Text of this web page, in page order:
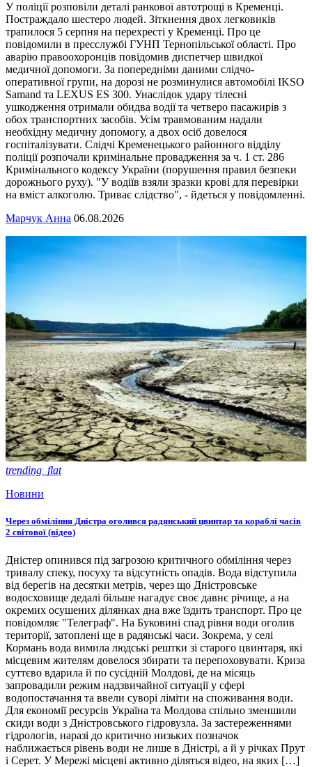
У поліції розповіли деталі ранкової автотрощі в Кременці.
Постраждало шестеро людей. Зіткнення двох легковиків
трапилося 5 серпня на перехресті у Кременці. Про це
повідомили в пресслужбі ГУНП Тернопільської області. Про
аварію правоохоронців повідомив диспетчер швидкої
медичної допомоги. За попередніми даними слідчо-
оперативної групи, на дорозі не розминулися автомобілі IKSO
Samand та LEXUS ES 300. Унаслідок удару тілесні
ушкодження отримали обидва водії та четверо пасажирів з
обох транспортних засобів. Усім травмованим надали
необхідну медичну допомогу, а двох осіб довелося
госпіталізувати. Слідчі Кременецького районного відділу
поліції розпочали кримінальне провадження за ч. 1 ст. 286
Кримінального кодексу України (порушення правил безпеки
дорожнього руху). "У водіїв взяли зразки крові для перевірки
на вміст алкоголю. Триває слідство", - йдеться у повідомленні.
Марчук Анна 06.08.2026
trending_flat
Новини
Через обміління Дністра оголився радянський цвинтар та кораблі часів
2 світової (відео)
Дністер опинився під загрозою критичного обміління через
тривалу спеку, посуху та відсутність опадів. Вода відступила
від берегів на десятки метрів, через що Дністровське
водосховище дедалі більше нагадує своє давнє річище, а на
окремих осушених ділянках дна вже їздить транспорт. Про це
повідомляє "Телеграф". На Буковині спад рівня води оголив
території, затоплені ще в радянські часи. Зокрема, у селі
Кормань вода вимила людські рештки зі старого цвинтаря, які
місцевим жителям довелося збирати та перепоховувати. Криза
суттєво вдарила й по сусідній Молдові, де на місяць
запровадили режим надзвичайної ситуації у сфері
водопостачання та ввели суворі ліміти на споживання води.
Для економії ресурсів Україна та Молдова спільно зменшили
скиди води з Дністровського гідровузла. За застереженнями
гідрологів, наразі до критично низьких позначок
наближається рівень води не лише в Дністрі, а й у річках Прут
і Серет. У Мережі місцеві активно діляться відео, на яких […]